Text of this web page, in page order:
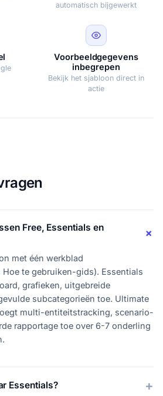
automatisch bijgewerkt
Voorbeeldgegevens
inbegrepen
Bekijk het sjabloon direct in
actie
Free, Essentials en
met één werkblad
te gebruiken-gids). Essentials
grafieken, uitgebreide
subcategorieën toe. Ultimate
multi-entiteitstracking, scenario-
rapportage toe over 6-7 onderling
Essentials?